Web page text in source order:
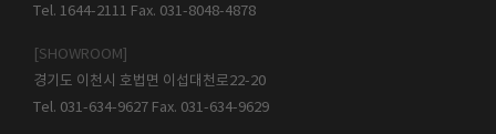
Tel. 1644-2111 Fax. 031-8048-4878
[SHOWROOM]
경기도 이천시 호법면 이섭대천로22-20
Tel. 031-634-9627 Fax. 031-634-9629